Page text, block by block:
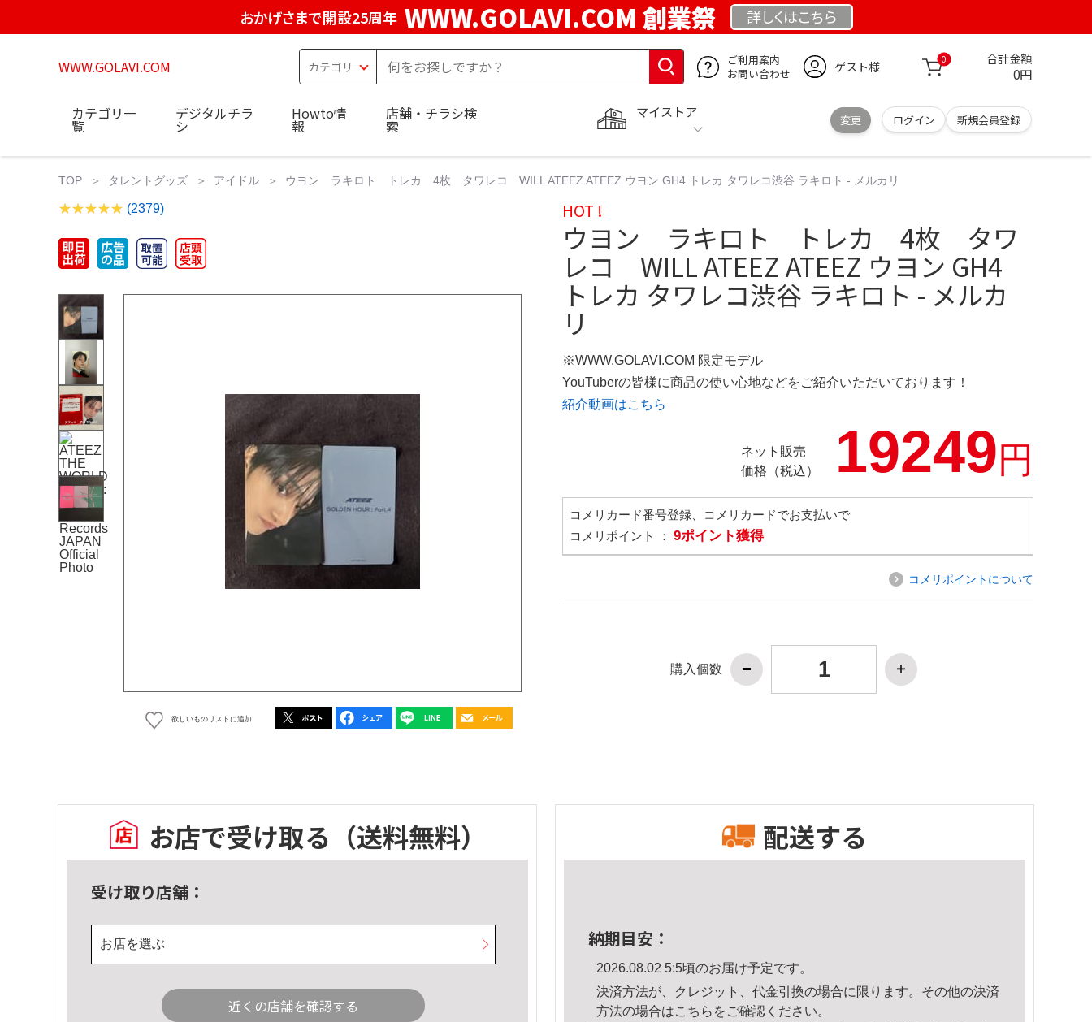
おかげさまで開設25周年 WWW.GOLAVI.COM 創業祭 詳しくはこちら
WWW.GOLAVI.COM
ご利用案内
お問い合わせ
ゲスト様 0 合計金額
0円
マイストア
変更 ログイン 新規会員登録
カテゴリ一
覧
デジタルチラ
シ
Howto情
報
店舗・チラシ検
索
TOP タレントグッズ アイドル ウヨン ラキロト トレカ 4枚 タワレコ WILL ATEEZ ATEEZ ウヨン GH4 トレカ タワレコ渋谷 ラキロト - メルカリ
(2379)
欲しいものリストに追加
HOT !
ウヨン ラキロト トレカ 4枚 タワ
レコ WILL ATEEZ ATEEZ ウヨン GH4
トレカ タワレコ渋谷 ラキロト - メルカ
リ
※WWW.GOLAVI.COM 限定モデル
YouTuberの皆様に商品の使い心地などをご紹介いただいております！
紹介動画はこちら
ネット販売
価格（税込）
19249円
コメリカード番号登録、コメリカードでお支払いで
コメリポイント ： 9ポイント獲得
コメリポイントについて
購入個数
お店で受け取る （送料無料）
受け取り店舗：
お店を選ぶ
近くの店舗を確認する
配送する
納期目安：
2026.08.02 5:5頃のお届け予定です。
決済方法が、クレジット、代金引換の場合に限ります。その他の決済
方法の場合はこちら をご確認ください。